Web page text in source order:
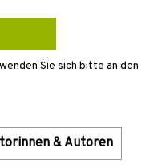
Sie sich bitte an den
& Autoren